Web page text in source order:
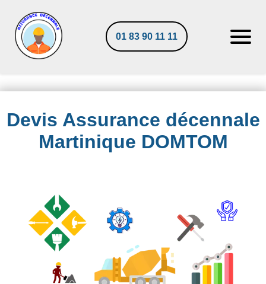
01 83 90 11 11
Devis Assurance décennale
Martinique DOMTOM